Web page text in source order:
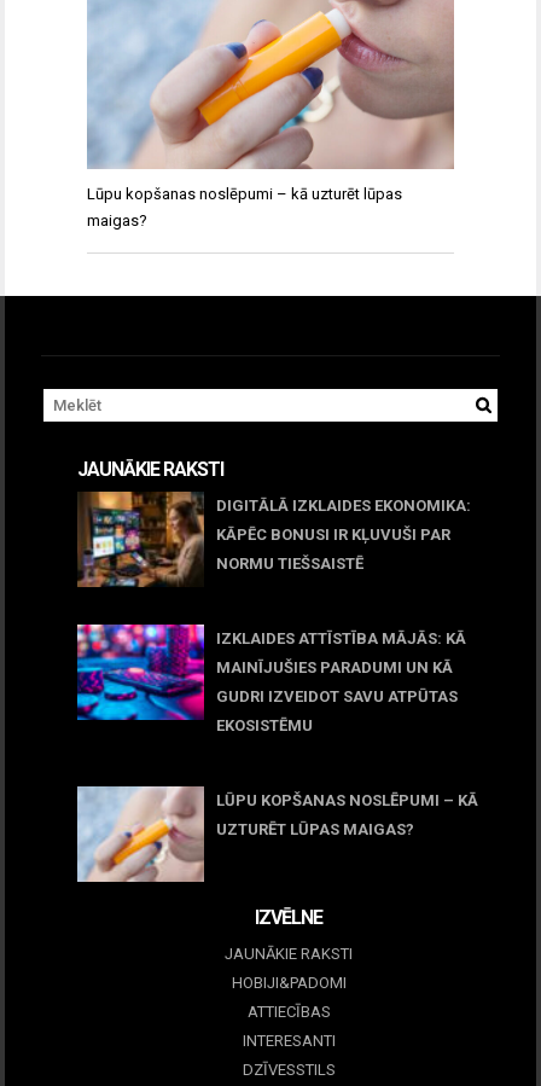
Lūpu kopšanas noslēpumi – kā uzturēt lūpas
maigas?
JAUNĀKIE RAKSTI
DIGITĀLĀ IZKLAIDES EKONOMIKA:
KĀPĒC BONUSI IR KĻUVUŠI PAR
NORMU TIEŠSAISTĒ
IZKLAIDES ATTĪSTĪBA MĀJĀS: KĀ
MAINĪJUŠIES PARADUMI UN KĀ
GUDRI IZVEIDOT SAVU ATPŪTAS
EKOSISTĒMU
LŪPU KOPŠANAS NOSLĒPUMI – KĀ
UZTURĒT LŪPAS MAIGAS?
IZVĒLNE
JAUNĀKIE RAKSTI
HOBIJI&PADOMI
ATTIECĪBAS
INTERESANTI
DZĪVESSTILS